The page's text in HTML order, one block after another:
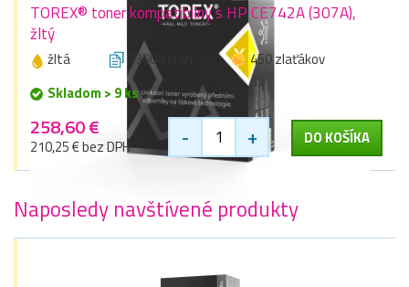
TOREX® toner kompatibilný s HP CE742A (307A),
žltý
žltá 7300 stran
450 zlaťákov
Skladom > 9 ks
258,60 €
210,25 € bez DPH - + DO KOŠÍKA
Naposledy navštívené produkty